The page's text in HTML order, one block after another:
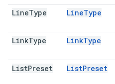
LineType LineType
LinkType LinkType
ListPreset ListPreset